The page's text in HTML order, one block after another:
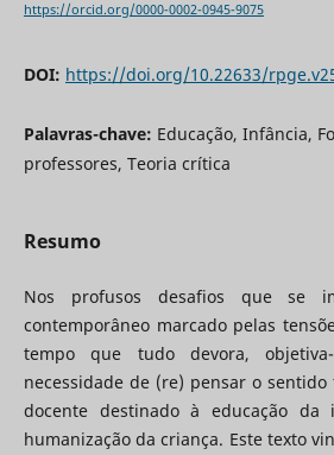
https://orcid.org/0000-0002-0945-9075
DOI: https://doi.org/10.22633/
Palavras-chave: Educação, Infância,
professores, Teoria crítica
Resumo
Nos profusos desafios que se
contemporâneo marcado pelas
tempo que tudo devora,
necessidade de (re) pensar o
docente destinado à educação da
humanização da criança. Este texto